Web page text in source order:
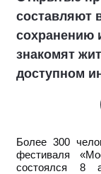
составляют
сохранению
знакомят
доступном
Более 300
фестиваля
состоялся 8